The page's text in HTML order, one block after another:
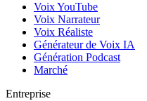
Voix YouTube
Voix Narrateur
Voix Réaliste
Générateur de Voix IA
Génération Podcast
Marché
Entreprise